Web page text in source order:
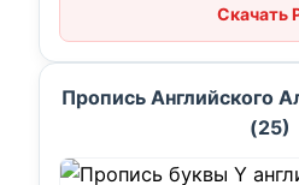
Скачать
Пропись Английского
(25)